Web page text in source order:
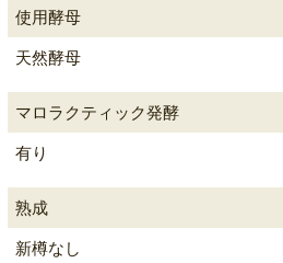
使用酵母
天然酵母
マロラクティック発酵
有り
熟成
新樽なし